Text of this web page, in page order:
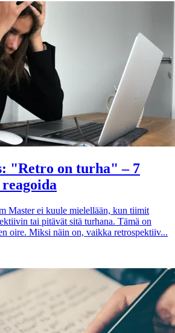
"Retro on turha" – 7
Master ei kuule mielellään, kun tiimit
tai pitävät sitä turhana. Tämä on
oire. Miksi näin on, vaikka retrospektiiv...